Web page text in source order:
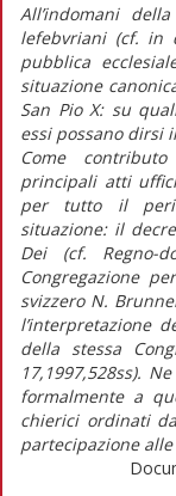
All’indomani
lefebvriani (cf. in
pubblica
situazione
San Pio X: su
essi possano dirsi
Come
principali atti
per tutto il
situazione: il
Dei (cf. Regno-
Congregazione
svizzero N.
l’interpretazione
della stessa
17,1997,528ss).
formalmente a
chierici ordinati
partecipazione